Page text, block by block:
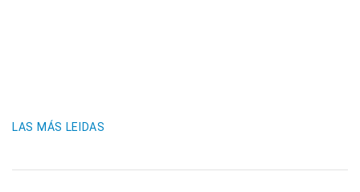
LAS MÁS LEIDAS